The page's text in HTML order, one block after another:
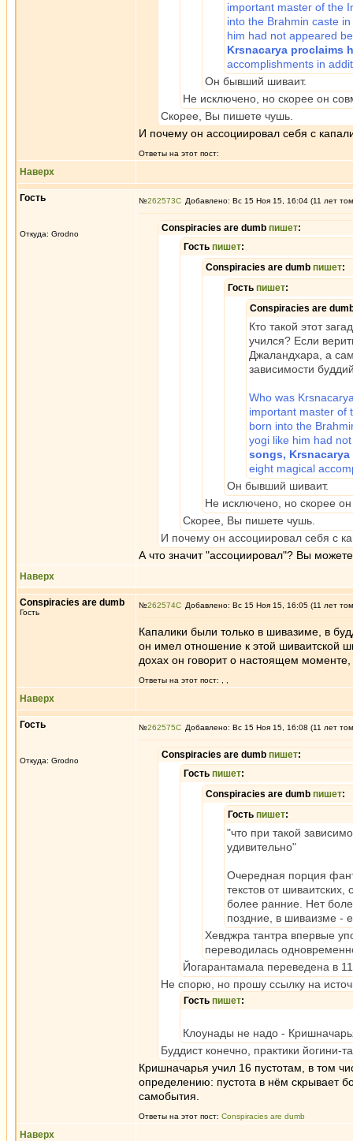
important master of the
into the Brahmin caste
him had not appeared
Krsnacarya proclaims
accomplishments in
Он бывший шиваит.
Не исключено, но скорее он
Скорее, Вы пишете чушь.
И почему он ассоциировал себя с
Ответы на этот пост:
Наверх
Гость
Откуда: Grodno
№262573 Добавлено: Вс 15 Ноя 15, 16:04 (11 лет
Conspiracies are dumb пишет:
Гость пишет:
Conspiracies are dumb пишет:
Гость пишет:
Conspiracies are
Кто такой этот
учился? Если
Джаландхара, а
зависимости
Who was
important master of
born into the
yogi like him had
songs,
eight magical
Он бывший шиваит.
Не исключено, но скорее
Скорее, Вы пишете чушь.
И почему он ассоциировал себя с
А что значит "ассоциировал"? Вы
Наверх
Conspiracies are dumb
Гость
№262574 Добавлено: Вс 15 Ноя 15, 16:05 (11 лет
Капалики были только в шивазиме, в
он имел отношение к этой шиваитской
дохах он говорит о настоящем
Ответы на этот пост:
Наверх
Гость
Откуда: Grodno
№262575 Добавлено: Вс 15 Ноя 15, 16:08 (11 лет
Conspiracies are dumb пишет:
Гость пишет:
Conspiracies are dumb пишет:
Гость пишет:
"что при такой
удивительно"
Очередная порция
текстов от
более ранние. Нет
поздние, в шиваизме -
Хевджра тантра впервые
переводилась
Йогарантамала переведена в
Не спорю, но прошу ссылку на
Гость пишет:
Клоунады не надо -
Буддист конечно, практики йогини-
Кришначарья учил 16 пустотам, в том
определению: пустота в нём скрывает
самобытия.
Ответы на этот пост: Conspiracies are dumb
Наверх